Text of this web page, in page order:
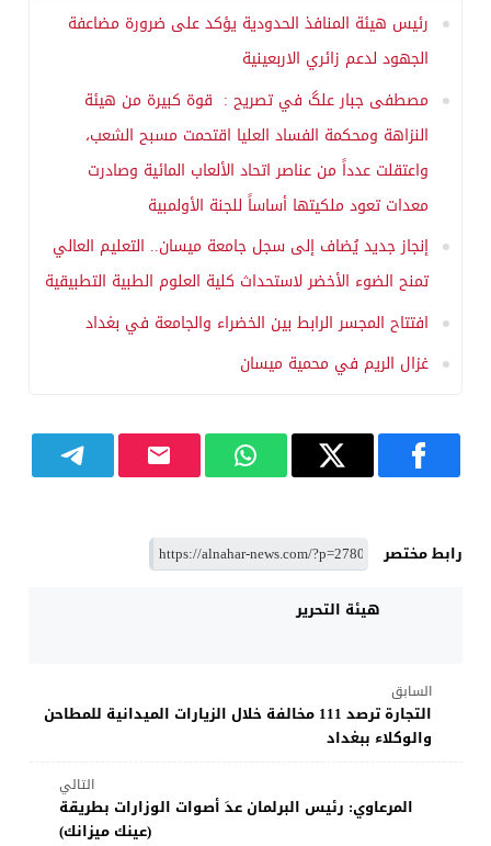
رئيس هيئة المنافذ الحدودية يؤكد على ضرورة مضاعفة
الجهود لدعم زائري الاربعينية
مصطفى جبار علگ في تصريح : قوة كبيرة من هيئة
النزاهة ومحكمة الفساد العليا اقتحمت مسبح الشعب،
واعتقلت عدداً من عناصر اتحاد الألعاب المائية وصادرت
معدات تعود ملكيتها أساساً للجنة الأولمبية
إنجاز جديد يُضاف إلى سجل جامعة ميسان.. التعليم العالي
تمنح الضوء الأخضر لاستحداث كلية العلوم الطبية التطبيقية
افتتاح المجسر الرابط بين الخضراء والجامعة في بغداد
غزال الريم في محمية ميسان
رابط مختصر
هيئة التحرير
السابق
التجارة ترصد 111 مخالفة خلال الزيارات الميدانية للمطاحن
والوكلاء ببغداد
التالي
المرعاوي: رئيس البرلمان عدَ أصوات الوزارات بطريقة
(عينك ميزانك)